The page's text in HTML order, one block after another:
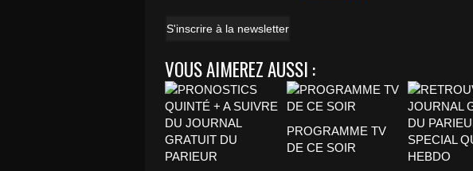
S'inscrire à la newsletter
VOUS AIMEREZ AUSSI :
PROGRAMME TV
DE CE SOIR